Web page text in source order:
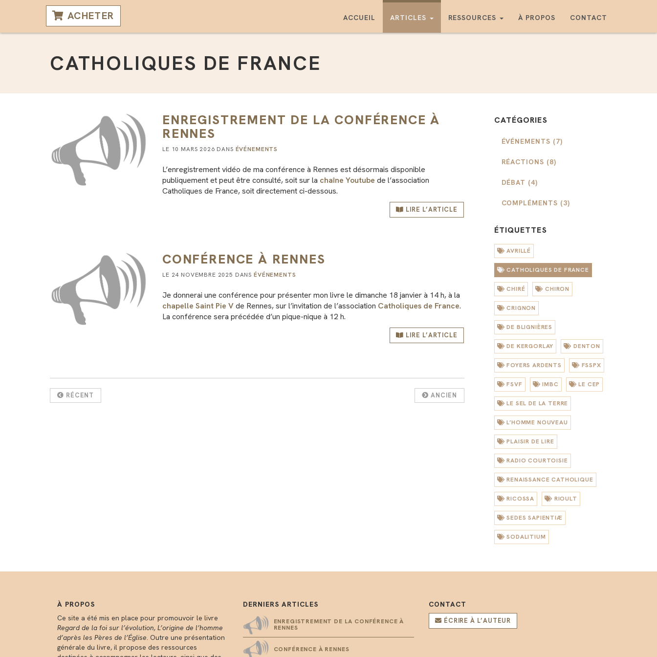
ACHETER ACCUEIL ARTICLES RESSOURCES À PROPOS CONTACT
CATHOLIQUES DE FRANCE
ENREGISTREMENT DE LA CONFÉRENCE À
RENNES
LE 10 MARS 2026 DANS ÉVÉNEMENTS
L’enregistrement vidéo de ma conférence à Rennes est désormais disponible
publiquement et peut être consulté, soit sur la chaîne Youtube de l’association
Catholiques de France, soit directement ci-dessous.
LIRE L’ARTICLE
CONFÉRENCE À RENNES
LE 24 NOVEMBRE 2025 DANS ÉVÉNEMENTS
Je donnerai une conférence pour présenter mon livre le dimanche 18 janvier à 14 h, à la
chapelle Saint Pie Vde Rennes, sur l’invitation de l’association Catholiques de France.
La conférence sera précédée d’un pique-nique à 12 h.
LIRE L’ARTICLE
RÉCENT ANCIEN
CATÉGORIES
ÉVÉNEMENTS (7)
RÉACTIONS (8)
DÉBAT (4)
COMPLÉMENTS (3)
ÉTIQUETTES
AVRILLÉ
CATHOLIQUES DE FRANCE
CHIRÉ CHIRON
CRIGNON
DE BLIGNIÈRES
DE KERGORLAY DENTON
FOYERS ARDENTS FSSPX
FSVF IMBC LE CEP
LE SEL DE LA TERRE
L’HOMME NOUVEAU
PLAISIR DE LIRE
RADIO COURTOISIE
RENAISSANCE CATHOLIQUE
RICOSSA RIOULT
SEDES SAPIENTIÆ
SODALITIUM
À PROPOS
Ce site a été mis en place pour promouvoir le livre
Regard de la foi sur l’évolution, L’origine de l’homme
d’après les Pères de l’Église. Outre une présentation
générale du livre, il propose des ressources
DERNIERS ARTICLES
ENREGISTREMENT DE LA CONFÉRENCE À
RENNES
CONFÉRENCE À RENNES
CONTACT
ÉCRIRE À L’AUTEUR